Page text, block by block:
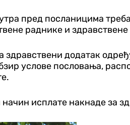
пред посланицима
раднике и
додатак
услове пословања,
исплате накнаде за